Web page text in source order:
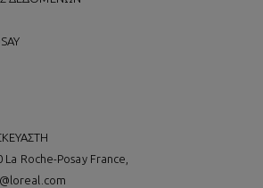
La Roche-Posay France,